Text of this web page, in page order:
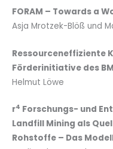
FORAM – Towards a
Asja Mrotzek-Blöß und
Ressourceneffiziente
Förderinitiative des
Helmut Löwe
r4 Forschungs- und
Landfill Mining als
Rohstoffe – Das